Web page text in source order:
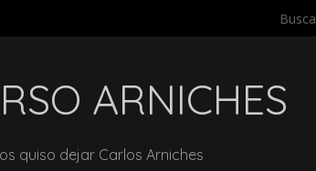
Buscar:
ARNICHES
quiso dejar Carlos Arniches